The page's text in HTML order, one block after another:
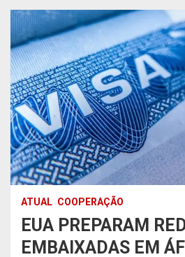
ATUAL COOPERAÇÃO
EUA PREPARAM
EMBAIXADAS EM